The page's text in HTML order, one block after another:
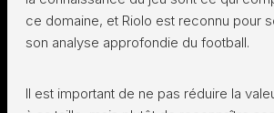
ce domaine, et Riolo est reconnu pour
son analyse approfondie du football.
Il est important de ne pas réduire la